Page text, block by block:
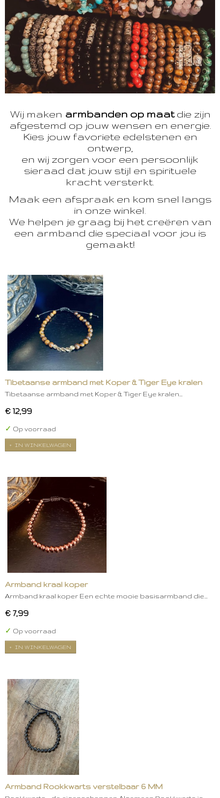
Wij maken armbanden op maatdie zijn
afgestemd op jouw wensen en energie.
Kies jouw favoriete edelstenen en
ontwerp,
en wij zorgen voor een persoonlijk
sieraad dat jouw stijl en spirituele
kracht versterkt.
Maak een afspraak en kom snel langs
in onze winkel.
We helpen je graag bij het creëren van
een armband die speciaal voor jou is
gemaakt!
Tibetaanse armband met Koper & Tiger Eye kralen
Tibetaanse armband met Koper & Tiger Eye kralen…
€ 12,99
✓ Op voorraad
IN WINKELWAGEN
Armband kraal koper
Armband kraal koper Een echte mooie basisarmband die…
€ 7,99
✓ Op voorraad
IN WINKELWAGEN
Armband Rookkwarts verstelbaar 6 MM